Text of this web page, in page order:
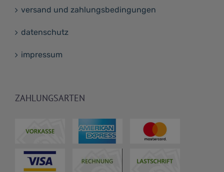
versand und zahlungsbedingungen
datenschutz
impressum
ZAHLUNGSARTEN